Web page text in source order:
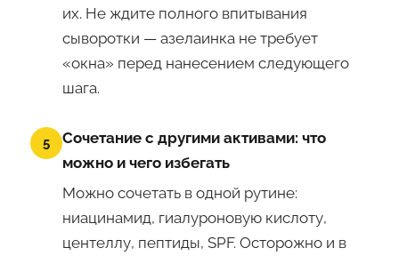
их. Не ждите полного впитывания
сыворотки — азелаинка не требует
«окна» перед нанесением следующего
шага.
5
Сочетание с другими активами: что
можно и чего избегать
Можно сочетать в одной рутине:
ниацинамид, гиалуроновую кислоту,
центеллу, пептиды, SPF. Осторожно и в